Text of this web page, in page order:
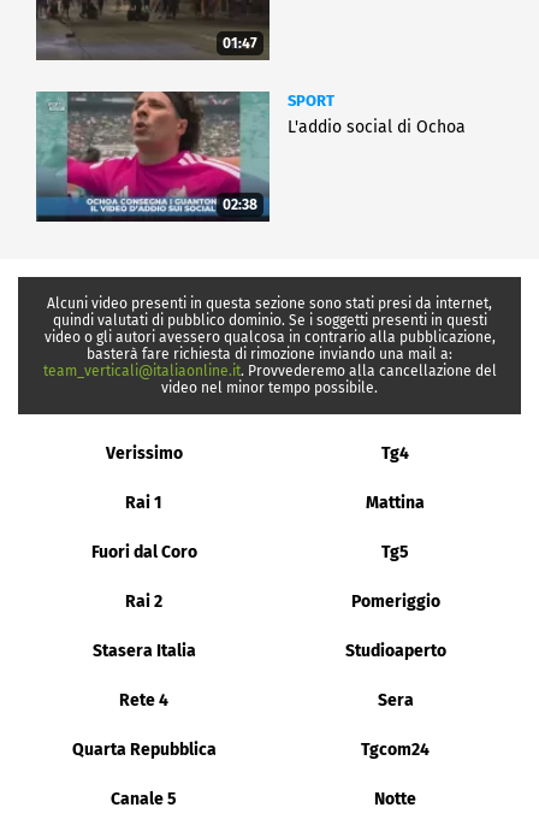
01:47
02:38
SPORT
L'addio social di Ochoa
Alcuni video presenti in questa sezione sono stati presi da internet,
quindi valutati di pubblico dominio. Se i soggetti presenti in questi
video o gli autori avessero qualcosa in contrario alla pubblicazione,
basterà fare richiesta di rimozione inviando una mail a:
team_verticali@italiaonline.it. Provvederemo alla cancellazione del
video nel minor tempo possibile.
Verissimo Tg4
Rai 1 Mattina
Fuori dal Coro Tg5
Rai 2 Pomeriggio
Stasera Italia Studioaperto
Rete 4 Sera
Quarta Repubblica Tgcom24
Canale 5 Notte